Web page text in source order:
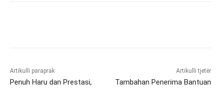
Artikulli paraprak
Penuh Haru dan Prestasi,
Artikulli tjetër
Tambahan Penerima Bantuan